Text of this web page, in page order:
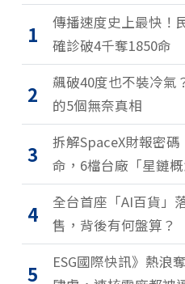
1
傳播速度史上最快！
確診破4千奪1850命
2
飆破40度也不裝冷氣
的5個無奈真相
3
拆解SpaceX財報密
命，6檔台廠「星鏈
4
全台首座「AI百貨」
售，背後有何盤算？
5
ESG國際快訊》熱浪